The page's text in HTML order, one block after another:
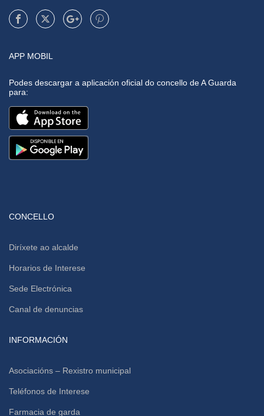
APP MOBIL
Podes descargar a aplicación oficial do concello de A Guarda
para:
CONCELLO
Diríxete ao alcalde
Horarios de Interese
Sede Electrónica
Canal de denuncias
INFORMACIÓN
Asociacións – Rexistro municipal
Teléfonos de Interese
Farmacia de garda